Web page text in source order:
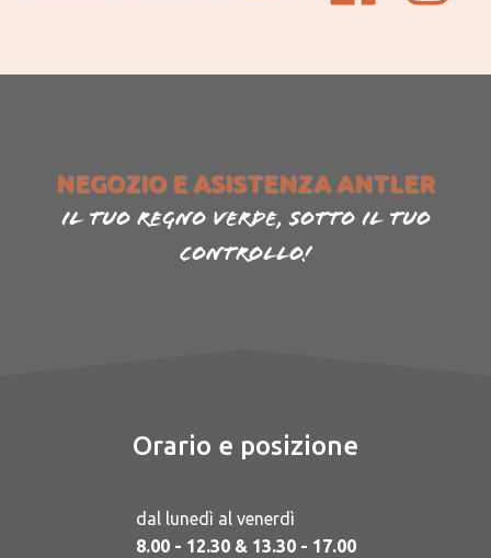
NEGOZIO E ASISTENZA ANTLER
Il tuo regno verde, sotto il tuo
controllo!
Orario e posizione
dal lunedì al venerdì
8.00 - 12.30 & 13.30 - 17.00